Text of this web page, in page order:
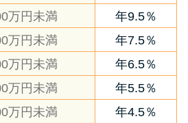
万円未満
年9.5％
万円未満
年7.5％
万円未満
年6.5％
万円未満
年5.5％
万円未満
年4.5％